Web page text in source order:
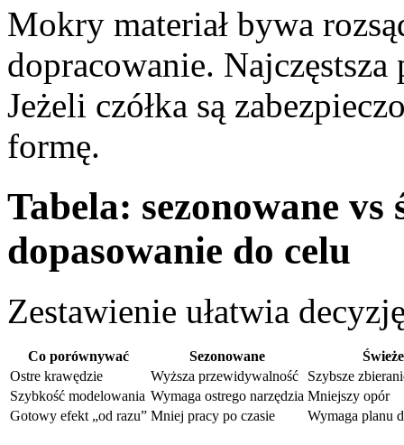
Mokry materiał bywa
dopracowanie.
Jeżeli czółka są
formę.
Tabela: sezonowane
dopasowanie do celu
Zestawienie ułatwia
Co porównywać Sezonowane
Świeże
Ostre krawędzie
Wyższa przewidywalność
Szybsze
Szybkość modelowania Wymaga ostrego narzędzia Mniejszy opór
Gotowy efekt „od razu” Mniej pracy po czasie Wymaga planu